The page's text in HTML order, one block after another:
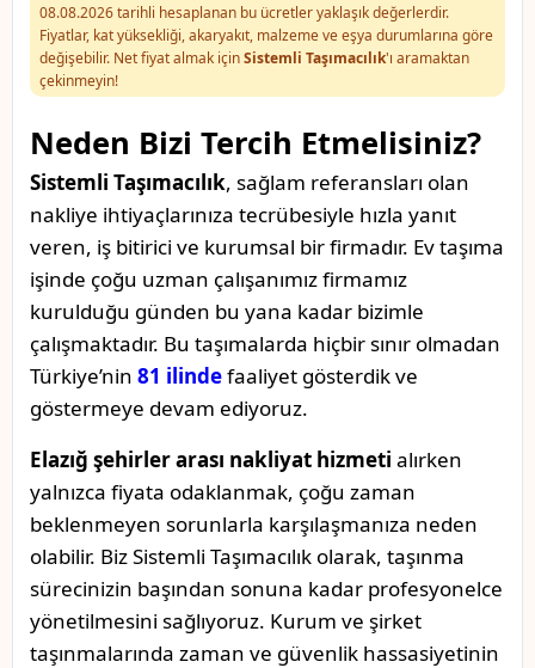
08.08.2026 tarihli hesaplanan bu ücretler yaklaşık değerlerdir.
Fiyatlar, kat yüksekliği, akaryakıt, malzeme ve eşya durumlarına göre
değişebilir. Net fiyat almak içinSistemli Taşımacılık'ı aramaktan
çekinmeyin!
Neden Bizi Tercih Etmelisiniz?
Sistemli Taşımacılık, sağlam referansları olan
nakliye ihtiyaçlarınıza tecrübesiyle hızla yanıt
veren, iş bitirici ve kurumsal bir firmadır. Ev taşıma
işinde çoğu uzman çalışanımız firmamız
kurulduğu günden bu yana kadar bizimle
çalışmaktadır. Bu taşımalarda hiçbir sınır olmadan
Türkiye’nin 81 ilindefaaliyet gösterdik ve
göstermeye devam ediyoruz.
Elazığ şehirler arası nakliyat hizmeti alırken
yalnızca fiyata odaklanmak, çoğu zaman
beklenmeyen sorunlarla karşılaşmanıza neden
olabilir. Biz Sistemli Taşımacılık olarak, taşınma
sürecinizin başından sonuna kadar profesyonelce
yönetilmesini sağlıyoruz. Kurum ve şirket
taşınmalarında zaman ve güvenlik hassasiyetinin